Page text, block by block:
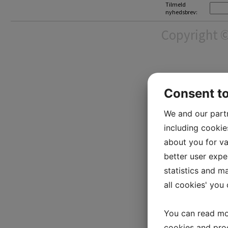
Tilmeld
nyhedsbrev:
Copyright
Consent
We and our
including
about you for
better user
statistics and
all cookies' you
You can read